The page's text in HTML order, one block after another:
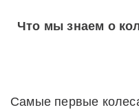
Что мы знаем о
Самые первые